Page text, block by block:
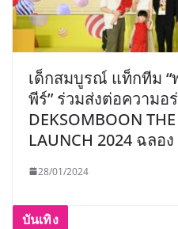
เด็กสมบูรณ์ แท็กทีม
พีร์” ร่วมส่งต่อความ
DEKSOMBOON
LAUNCH 2024 ฉลอ
28/01/2024
บันเทิง